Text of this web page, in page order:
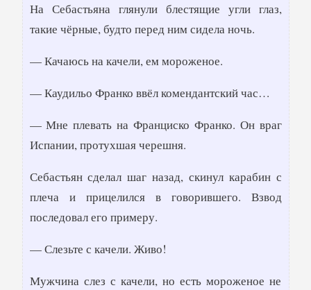
На Себастьяна глянули блестящие угли глаз,
такие чёрные, будто перед ним сидела ночь.
— Качаюсь на качели, ем мороженое.
— Каудильо Франко ввёл комендантский час…
— Мне плевать на Франциско Франко. Он враг
Испании, протухшая черешня.
Себастьян сделал шаг назад, скинул карабин с
плеча и прицелился в говорившего. Взвод
последовал его примеру.
— Слезьте с качели. Живо!
Мужчина слез с качели, но есть мороженое не